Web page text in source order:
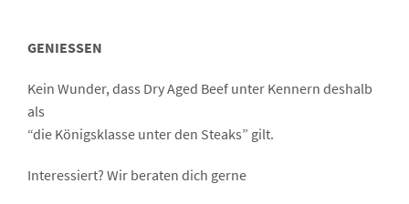
GENIESSEN
Kein Wunder, dass Dry Aged Beef unter Kennern deshalb
als
“die Königsklasse unter den Steaks” gilt.
Interessiert? Wir beraten dich gerne